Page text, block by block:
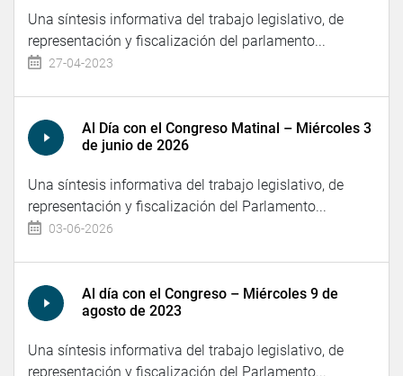
Una síntesis informativa del trabajo legislativo, de
representación y fiscalización del parlamento...
27-04-2023
Al Día con el Congreso Matinal – Miércoles 3
de junio de 2026
Una síntesis informativa del trabajo legislativo, de
representación y fiscalización del Parlamento...
03-06-2026
Al día con el Congreso – Miércoles 9 de
agosto de 2023
Una síntesis informativa del trabajo legislativo, de
representación y fiscalización del Parlamento...